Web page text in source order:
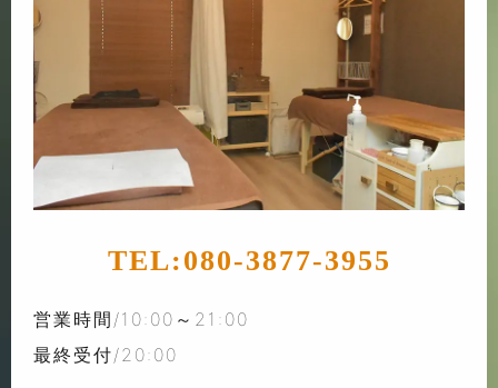
TEL:080-3877-3955
営業時間/10:00～21:00
最終受付/20:00